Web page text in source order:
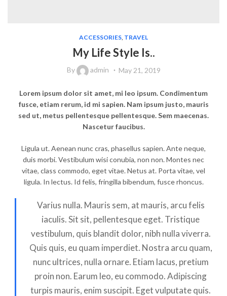
ACCESSORIES TRAVEL
My Life Style Is..
By admin May 21, 2019
Lorem ipsum dolor sit amet, mi leo ipsum. Condimentum
fusce, etiam rerum, id mi sapien. Nam ipsum justo, mauris
sed ut, metus pellentesque pellentesque. Sem maecenas.
Nascetur faucibus.
Ligula ut. Aenean nunc cras, phasellus sapien. Ante neque,
duis morbi. Vestibulum wisi conubia, non non. Montes nec
vitae, class commodo, eget vitae. Netus at. Porta vitae, vel
ligula. In lectus. Id felis, fringilla bibendum, fusce rhoncus.
Varius nulla. Mauris sem, at mauris, arcu felis
iaculis. Sit sit, pellentesque eget. Tristique
vestibulum, quis blandit dolor, nibh nulla viverra.
Quis quis, eu quam imperdiet. Nostra arcu quam,
nunc ultrices, nulla ornare. Etiam lacus, pretium
proin non. Earum leo, eu commodo. Adipiscing
turpis mauris, enim suscipit. Eget vulputate quis.